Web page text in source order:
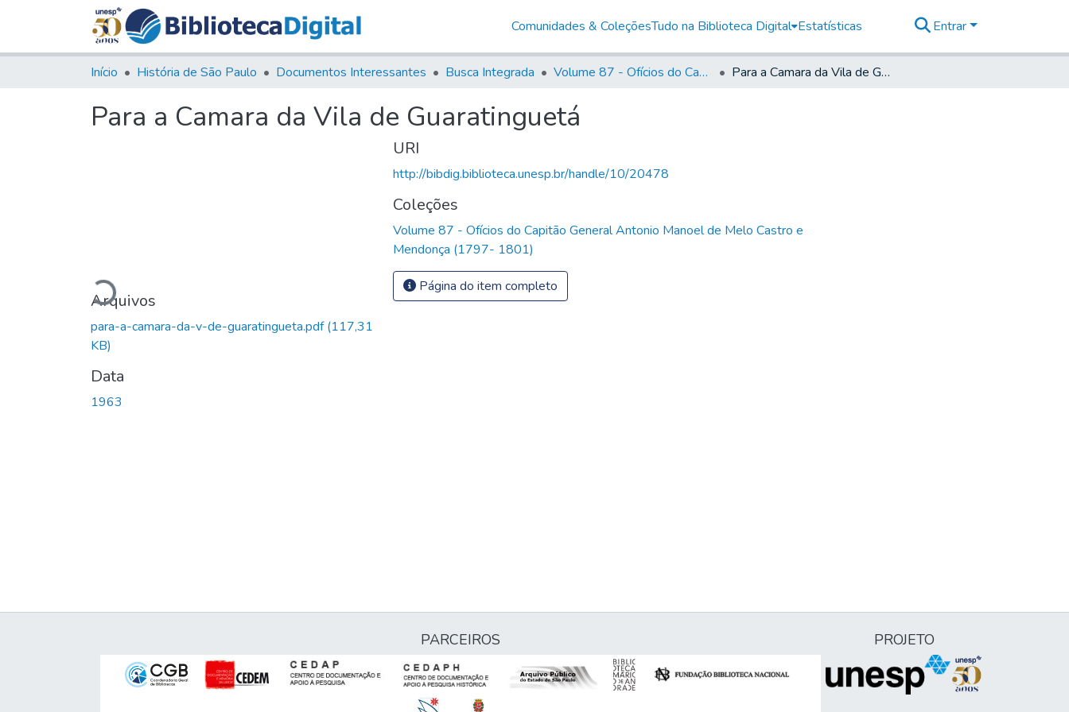
Comunidades & ColeçõesTudo na Biblioteca Digital Estatísticas Entrar
Início História de São Paulo Documentos Interessantes Busca Integrada Volume 87 - Ofícios do Capitão General Antonio Manoel de Melo Castro e Mendonça (1797- 1801) Para a Camara da Vila de Guaratinguetá
Para a Camara da Vila de Guaratinguetá
Carregando...
Arquivos
para-a-camara-da-v-de-guaratingueta.pdf(117,31
KB)
Data
1963
URI
http://bibdig.biblioteca.unesp.br/handle/10/20478
Coleções
Volume 87 - Ofícios do Capitão General Antonio Manoel de Melo Castro e
Mendonça (1797- 1801)
Página do item completo
PARCEIROS PROJETO